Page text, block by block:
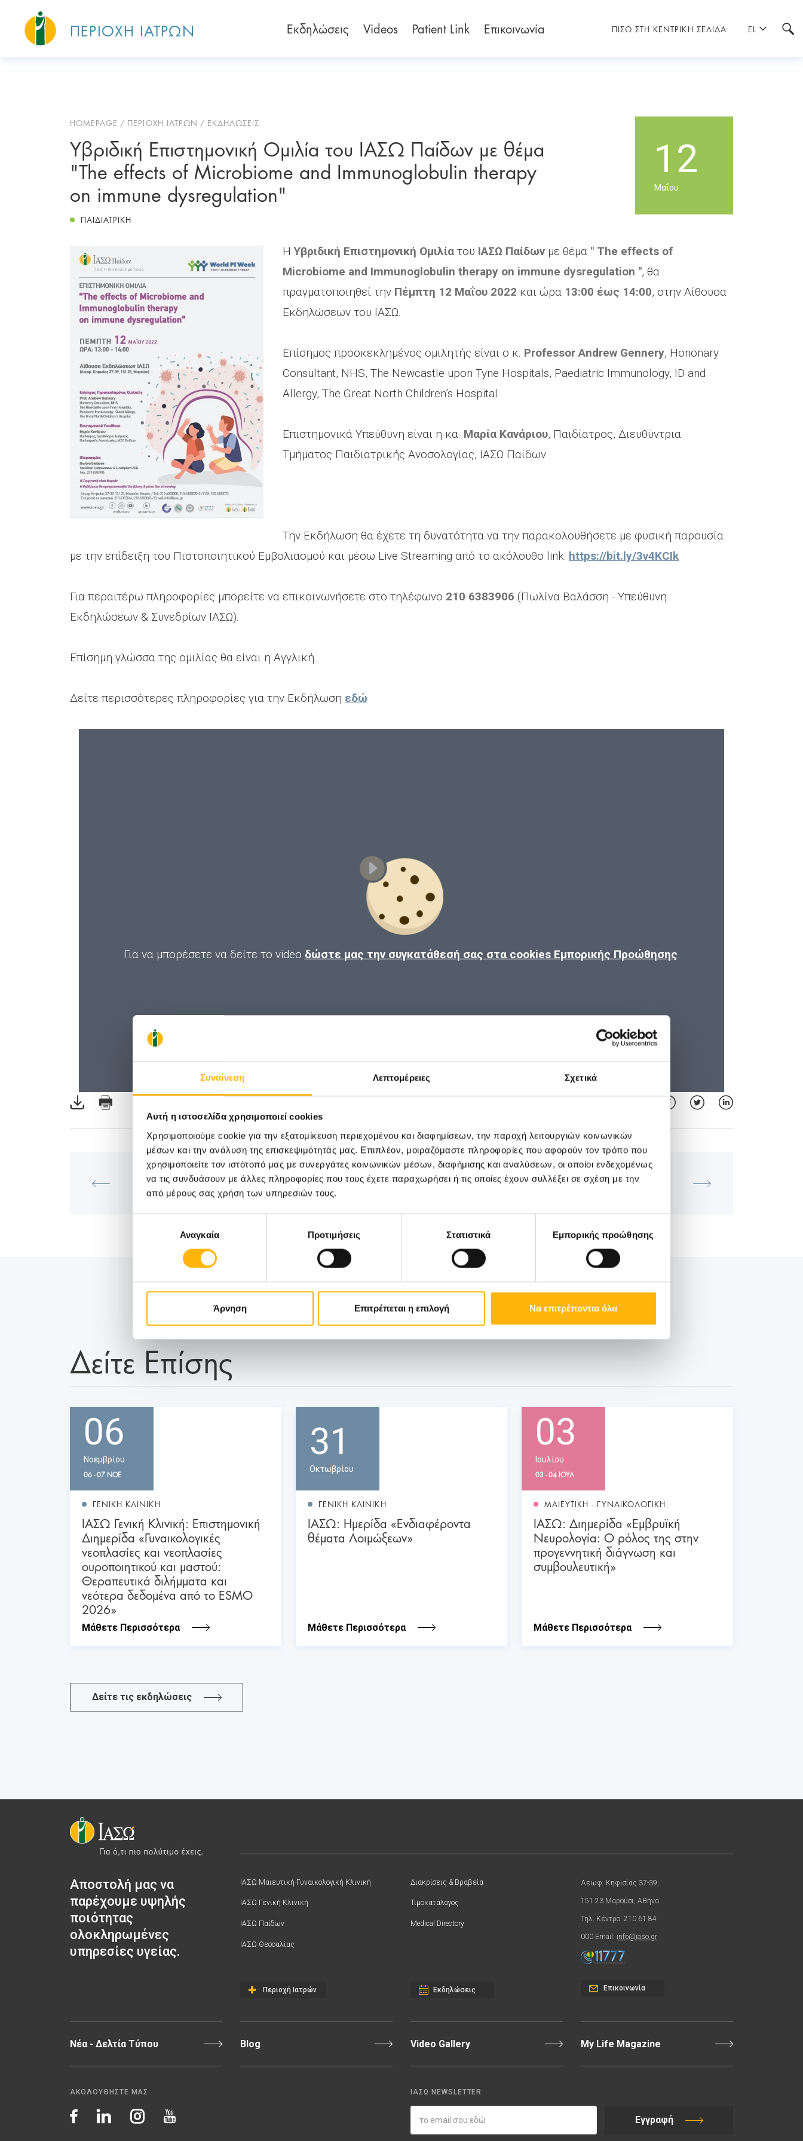
Συναίνεση Λεπτομέρειες Σχετικά
Αυτή η ιστοσελίδα χρησιμοποιεί cookies
Χρησιμοποιούμε cookie για την εξατομίκευση περιεχομένου και διαφημίσεων, την παροχή λειτουργιών κοινωνικών
μέσων και την ανάλυση της επισκεψιμότητάς μας. Επιπλέον, μοιραζόμαστε πληροφορίες που αφορούν τον τρόπο που
χρησιμοποιείτε τον ιστότοπό μας με συνεργάτες κοινωνικών μέσων, διαφήμισης και αναλύσεων, οι οποίοι ενδεχομένως
να τις συνδυάσουν με άλλες πληροφορίες που τους έχετε παραχωρήσει ή τις οποίες έχουν συλλέξει σε σχέση με την
από μέρους σας χρήση των υπηρεσιών τους.
συγκατάθεσηςΑναγκαία Προτιμήσεις Στατιστικά Εμπορικής προώθησης
Άρνηση Επιτρέπεται η επιλογή Να επιτρέπονται όλα
ΠΙΣΩ ΣΤΗ ΚΕΝΤΡΙΚΗ ΣΕΛΙΔΑ EL
ΠΕΡΙΟΧΗ ΙΑΤΡΩΝ Εκδηλώσεις Videos Patient Link Επικοινωνία
HOMEPAGE ΠΕΡΙΟΧΗ ΙΑΤΡΩΝ ΕΚΔΗΛΩΣΕΙΣ
12
Μαΐου
Υβριδική Επιστημονική Ομιλία του ΙΑΣΩ Παίδων με θέμα
"The effects of Microbiome and Immunoglobulin therapy
on immune dysregulation"
ΠΑΙΔΙΑΤΡΙΚΗ
ΗΥβριδική Επιστημονική Ομιλία του ΙΑΣΩ Παίδων με θέμα " The effects of
Microbiome and Immunoglobulin therapy on immune dysregulation ", θα
πραγματοποιηθεί την Πέμπτη 12 Μαΐου 2022 και ώρα 13:00 έως 14:00, στην Αίθουσα
Εκδηλώσεων του ΙΑΣΩ.
Επίσημος προσκεκλημένος ομιλητής είναι ο κ. Professor Andrew Gennery, Hononary
Consultant, NHS, The Newcastle upon Tyne Hospitals, Paediatric Immunology, ID and
Allergy, The Great North Children’s Hospital.
Επιστημονικά Υπεύθυνη είναι η κα. Μαρία Κανάριου, Παιδίατρος, Διευθύντρια
Τμήματος Παιδιατρικής Ανοσολογίας, ΙΑΣΩ Παίδων.
Την Εκδήλωση θα έχετε τη δυνατότητα να την παρακολουθήσετε με φυσική παρουσία
με την επίδειξη του Πιστοποιητικού Εμβολιασμού και μέσω Live Streaming από το ακόλουθο link: https://bit.ly/3v4KCIk
Για περαιτέρω πληροφορίες μπορείτε να επικοινωνήσετε στο τηλέφωνο 210 6383906 (Πωλίνα Βαλάσση - Υπεύθυνη
Εκδηλώσεων & Συνεδρίων ΙΑΣΩ).
Επίσημη γλώσσα της ομιλίας θα είναι η Αγγλική.
Δείτε περισσότερες πληροφορίες για την Εκδήλωση εδώ
Για να μπορέσετε να δείτε το video δώστε μας την συγκατάθεσή σας στα cookies Εμπορικής Προώθησης.
ΜΑΙΕΥΤΙΚΉ - ΓΥΝΑΙΚΟΛΟΓΙΚΉ
Επιστημονική Διάλεξη του ΙΑΣΩ με θέμα
"Συντηρητική αντιμετώπιση του καρκίνου
του ενδομητρίου"
ΜΑΙΕΥΤΙΚΉ - ΓΥΝΑΙΚΟΛΟΓΙΚΉ
Εκπαιδευτικό Μάθημα Τμήματος
Εμβρυομητρικής Ιατρικής ΙΑΣΩ με θέμα
Δείτε Επίσης
06
Νοεμβρίου
06 - 07 ΝΟΕ
ΓΕΝΙΚΗ ΚΛΙΝΙΚΗ
ΙΑΣΩ Γενική Κλινική: Επιστημονική
Διημερίδα «Γυναικολογικές
νεοπλασίες και νεοπλασίες
ουροποιητικού και μαστού:
Θεραπευτικά διλήμματα και
νεότερα δεδομένα από το ESMO
2026»
Μάθετε Περισσότερα
31
Οκτωβρίου
ΓΕΝΙΚΗ ΚΛΙΝΙΚΗ
ΙΑΣΩ: Ημερίδα «Ενδιαφέροντα
θέματα Λοιμώξεων»
Μάθετε Περισσότερα
03
Ιουλίου
03 - 04 ΙΟΥΛ
ΜΑΙΕΥΤΙΚΗ - ΓΥΝΑΙΚΟΛΟΓΙΚΗ
ΙΑΣΩ: Διημερίδα «Εμβρυϊκή
Νευρολογία: Ο ρόλος της στην
προγεννητική διάγνωση και
συμβουλευτική»
Μάθετε Περισσότερα
Δείτε τις εκδηλώσεις
Αποστολή μας να
παρέχουμε υψηλής
ποιότητας
ολοκληρωμένες
υπηρεσίες υγείας.
ΙΑΣΩ Μαιευτική-Γυναικολογική Κλινική
ΙΑΣΩ Γενική Κλινική
ΙΑΣΩ Παίδων
ΙΑΣΩ Θεσσαλίας
Περιοχή Ιατρών
Διακρίσεις & Βραβεία
Τιμοκατάλογος
Medical Directory
Εκδηλώσεις
Λεωφ. Κηφισίας 37-39,
151 23 Μαρούσι, Αθήνα
Τηλ. Κέντρο: 210 61 84
000 Email: info@iaso.gr
Επικοινωνία
Νέα - Δελτία Τύπου Blog Video Gallery My Life Magazine
ΑΚΟΛΟΥΘΗΣΤΕ ΜΑΣ ΙΑΣΩ NEWSLETTER
Εγγραφή